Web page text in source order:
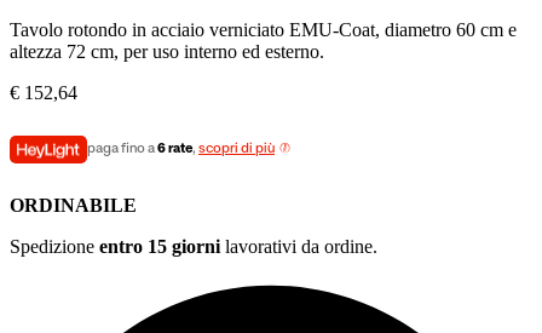
Tavolo rotondo in acciaio verniciato EMU-Coat, diametro 60 cm e
altezza 72 cm, per uso interno ed esterno.
€ 152,64
paga fino a6 rate, scopri di più
ORDINABILE
Spedizione entro 15 giorni lavorativi da ordine.